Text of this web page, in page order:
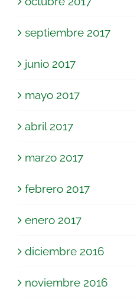
septiembre 2017
junio 2017
mayo 2017
abril 2017
marzo 2017
febrero 2017
enero 2017
diciembre 2016
noviembre 2016